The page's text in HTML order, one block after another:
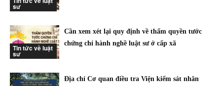
sư
Tin tức về luật
sư
Cần xem xét lại quy định về thẩm quyền tước
chứng chỉ hành nghề luật sư ở cấp xã
Địa chỉ Cơ quan điều tra Viện kiểm sát nhân